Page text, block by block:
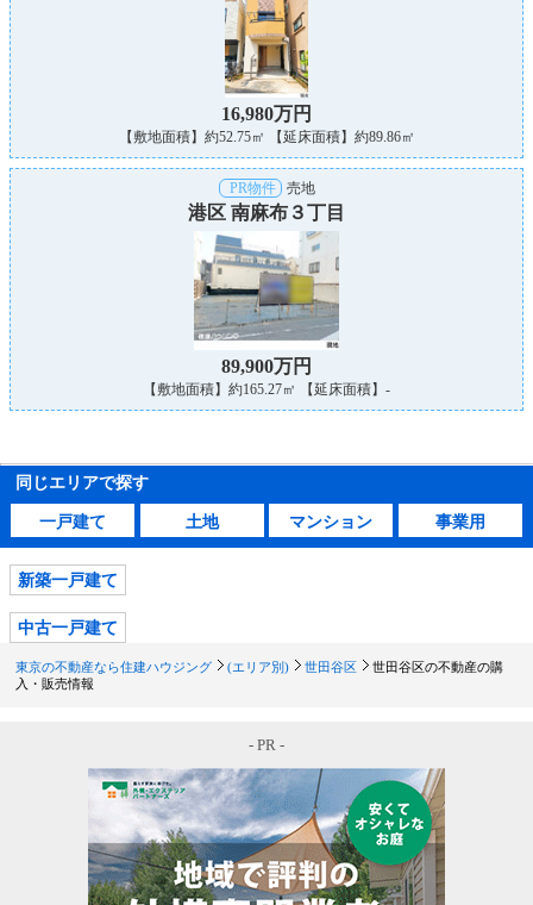
16,980万円
【敷地面積】約52.75㎡ 【延床面積】約89.86㎡
PR物件 売地
港区 南麻布３丁目
89,900万円
【敷地面積】約165.27㎡ 【延床面積】-
同じエリアで探す
一戸建て 土地 マンション 事業用
新築一戸建て
中古一戸建て
東京の不動産なら住建ハウジング (エリア別) 世田谷区
世田谷区の不動産の購
入・販売情報
- PR -